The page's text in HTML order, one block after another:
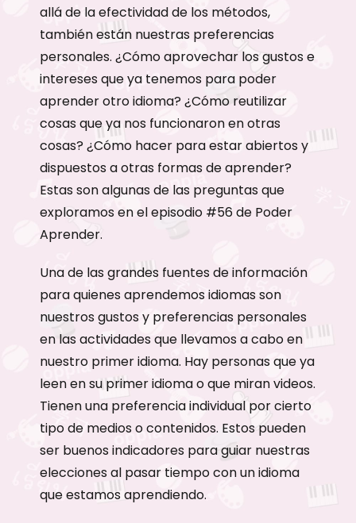
allá de la efectividad de los métodos,
también están nuestras preferencias
personales. ¿Cómo aprovechar los gustos e
intereses que ya tenemos para poder
aprender otro idioma? ¿Cómo reutilizar
cosas que ya nos funcionaron en otras
cosas? ¿Cómo hacer para estar abiertos y
dispuestos a otras formas de aprender?
Estas son algunas de las preguntas que
exploramos en el episodio #56 de Poder
Aprender.
Una de las grandes fuentes de información
para quienes aprendemos idiomas son
nuestros gustos y preferencias personales
en las actividades que llevamos a cabo en
nuestro primer idioma. Hay personas que ya
leen en su primer idioma o que miran videos.
Tienen una preferencia individual por cierto
tipo de medios o contenidos. Estos pueden
ser buenos indicadores para guiar nuestras
elecciones al pasar tiempo con un idioma
que estamos aprendiendo.